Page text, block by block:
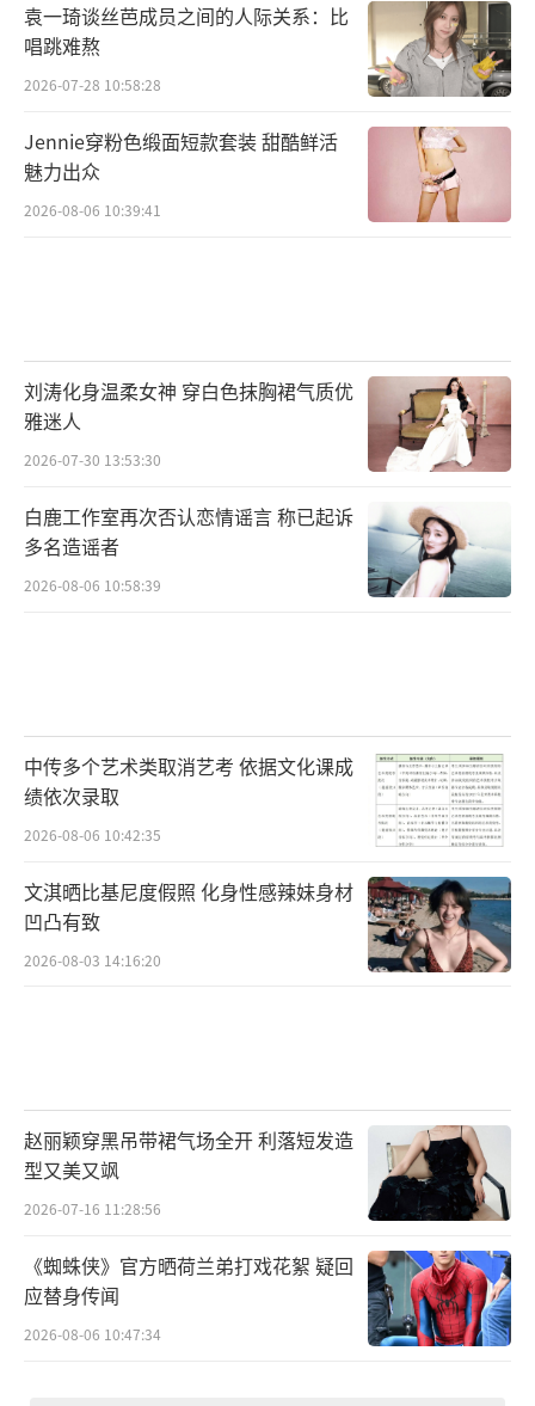
袁一琦谈丝芭成员之间的人际关系：比
唱跳难熬
2026-07-28 10:58:28
Jennie穿粉色缎面短款套装 甜酷鲜活
魅力出众
2026-08-06 10:39:41
刘涛化身温柔女神 穿白色抹胸裙气质优
雅迷人
2026-07-30 13:53:30
白鹿工作室再次否认恋情谣言 称已起诉
多名造谣者
2026-08-06 10:58:39
中传多个艺术类取消艺考 依据文化课成
绩依次录取
2026-08-06 10:42:35
文淇晒比基尼度假照 化身性感辣妹身材
凹凸有致
2026-08-03 14:16:20
赵丽颖穿黑吊带裙气场全开 利落短发造
型又美又飒
2026-07-16 11:28:56
《蜘蛛侠》官方晒荷兰弟打戏花絮 疑回
应替身传闻
2026-08-06 10:47:34